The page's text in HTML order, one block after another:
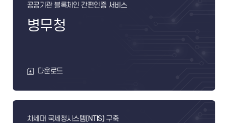
공공기관 블록체인 간편인증 서비스
병무청
다운로드
차세대 국세청시스템(NTIS) 구축